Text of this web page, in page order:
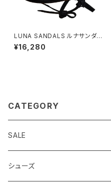
LUNA SANDALS ルナサンダル
べナード プレミアムカブラ ウィ
ングド エディション
¥16,280
CATEGORY
SALE
シューズ